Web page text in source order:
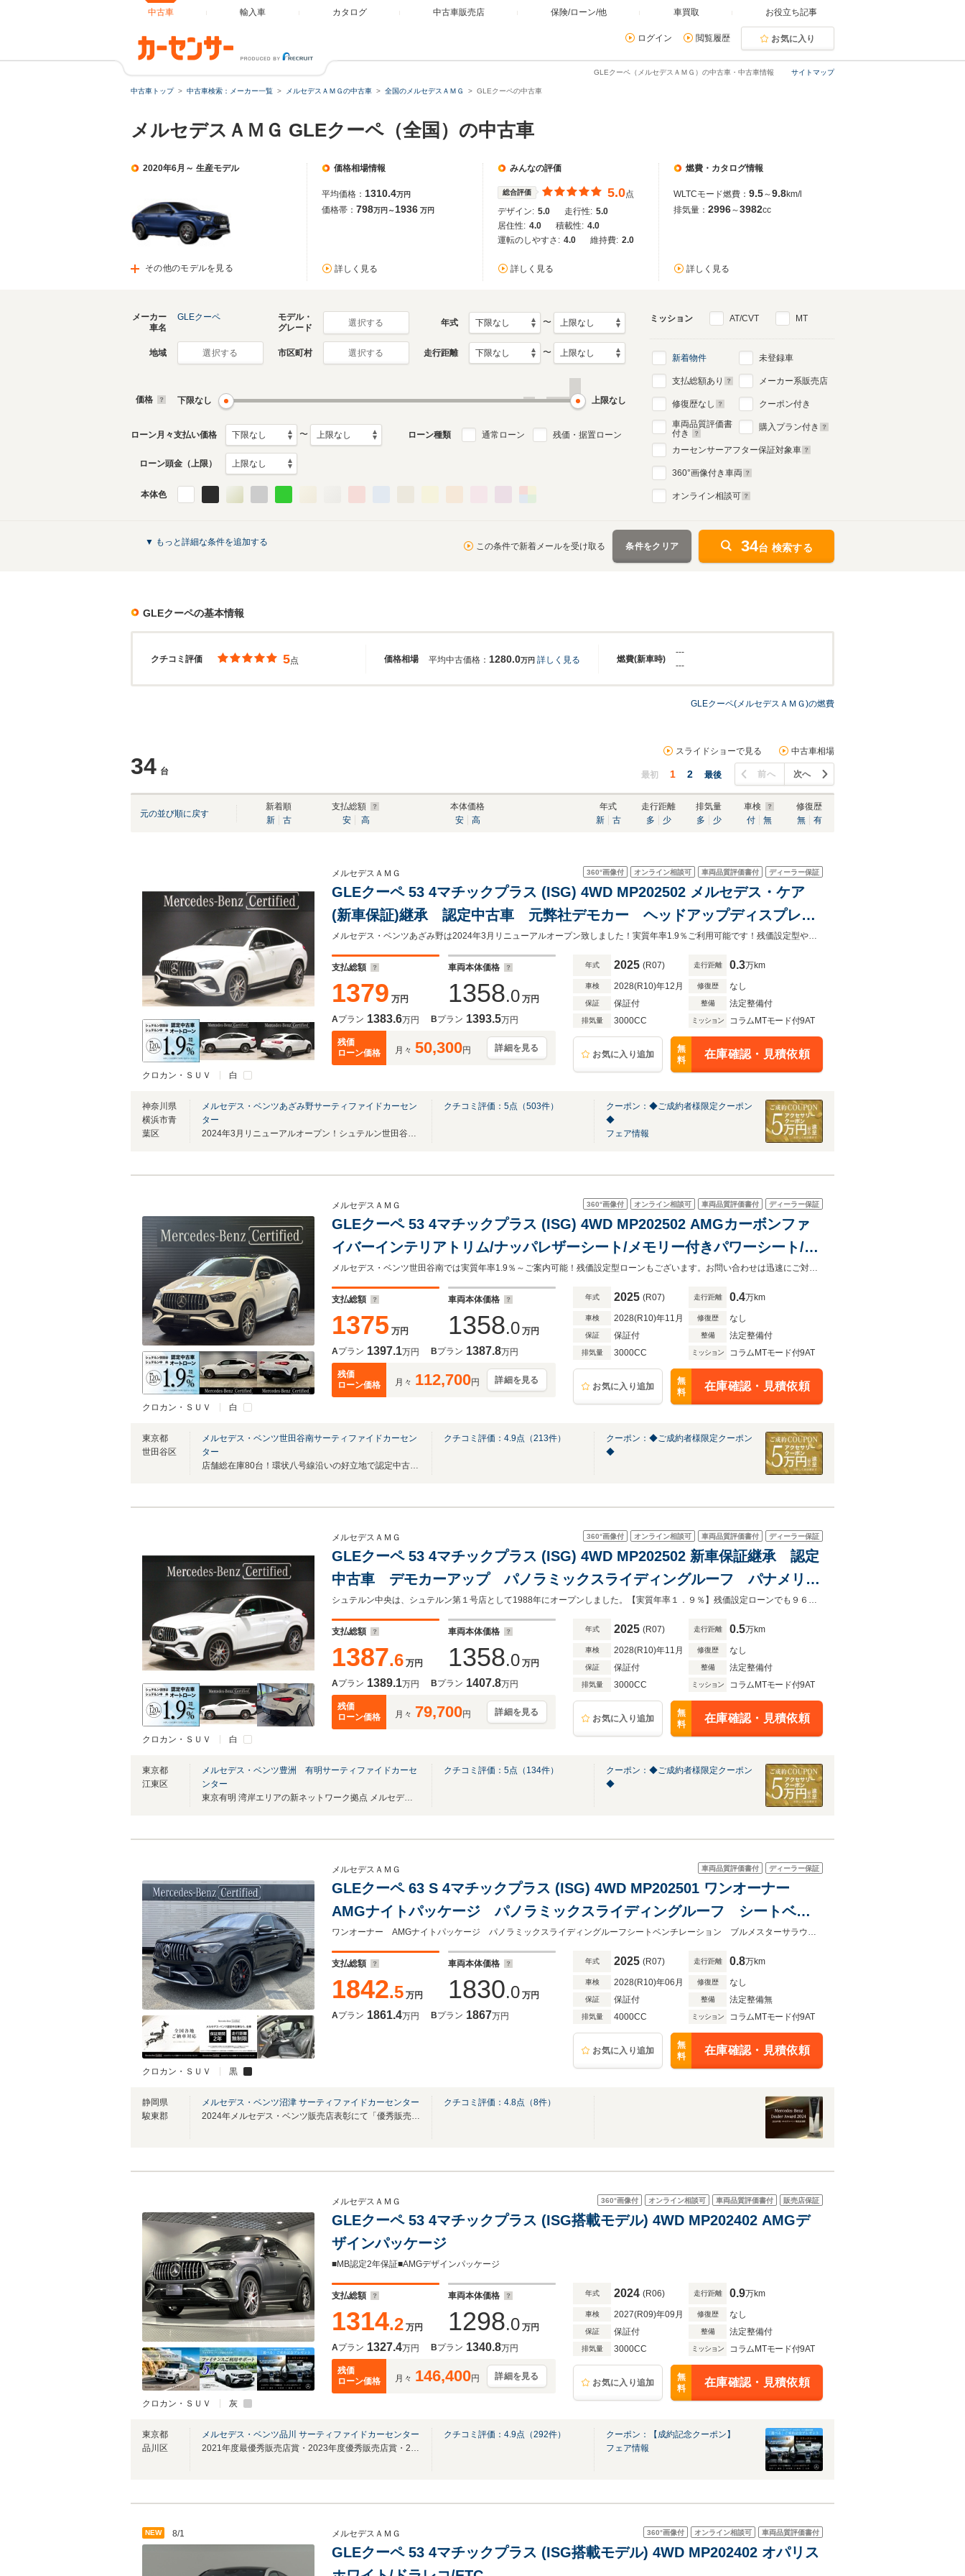
中古車 輸入車 カタログ 中古車販売店 保険/ローン/他 車買取 お役立ち記事
ログイン 閲覧履歴 お気に入り
サイトマップ
GLEクーペ（メルセデスＡＭＧ）の中古車・中古車情報
中古車トップ 中古車検索：メーカー一覧 メルセデスＡＭＧの中古車 全国のメルセデスＡＭＧ GLEクーペの中古車
メルセデスＡＭＧ GLEクーペ（全国）の中古車
2020年6月～ 生産モデル
その他のモデルを見る
価格相場情報
平均価格： 1310.4万円
価格帯： 798万円～1936 万円
詳しく見る
みんなの評価
総合評価 5.0点
デザイン: 5.0 走行性: 5.0
居住性: 4.0 積載性: 4.0
運転のしやすさ: 4.0 維持費: 2.0
詳しく見る
燃費・カタログ情報
WLTCモード燃費： 9.5～9.8km/l
排気量： 2996～3982cc
詳しく見る
GLEクーペのカタログを見る
メーカー
車名
GLEクーペ
モデル・
グレード
選択する 年式 〜
地域 選択する 市区町村 選択する 走行距離 〜
価格 下限なし 上限なし
ローン月々支払い価格 〜 ローン種類 通常ローン 残価・据置ローン
ローン頭金（上限）
本体色
ミッション AT/CVT MT
新着物件
支払総額あり
修復歴なし
車両品質評価書
付き
未登録車
メーカー系販売店
クーポン付き
購入プラン付き
カーセンサーアフター保証対象車
360°画像付き車両
オンライン相談可
▼ もっと詳細な条件を追加する この条件で新着メールを受け取る 条件をクリア 34台 検索する
GLEクーペの基本情報
クチコミ評価 価格相場 燃費(新車時)
5点 平均中古価格： 1280.0万円 詳しく見る
---
---
GLEクーペ(メルセデスＡＭＧ)の燃費
34 台
スライドショーで見る 中古車相場
最初 1 2 最後 前へ 次へ
元の並び順に戻す
新着順
新
古
支払総額
安
高
本体価格
安
高
年式
新
古
走行距離
多
少
排気量
多
少
車検
付
無
修復歴
無
有
クロカン・ＳＵＶ 白
360°画像付 オンライン相談可 車両品質評価書付 ディーラー保証
メルセデスＡＭＧ
GLEクーペ 53 4マチックプラス (ISG) 4WD MP202502 メルセデス・ケア
(新車保証)継承 認定中古車 元弊社デモカー ヘッドアップディスプレ
イ パノラマサンルーフ ブルメスターサウンド 温冷機能付きカップホル
ダー シートヒーター シートベンチレーター
メルセデス・ベンツあざみ野は2024年3月リニューアルオープン致しました！実質年率1.9％ご利用可能です！残価設定型やボーナス併用等のお支払いプランはお気軽にお申し付け下さい。
支払総額
1379 万円
車両本体価格
1358.0 万円
Aプラン 1383.6万円 Bプラン 1393.5万円
残価
ローン価格
月々 50,300円 詳細を見る
年式 2025 (R07) 走行距離 0.3万km
車検 2028(R10)年12月 修復歴 なし
保証 保証付 整備 法定整備付
排気量 3000CC ミッション コラムMTモード付9AT
お気に入り追加
無
料
在庫確認・見積依頼
神奈川県
横浜市青
葉区
メルセデス・ベンツあざみ野サーティファイドカーセン
ター
2024年3月リニューアルオープン！シュテルン世田谷限定企画 実質年率1.9％実施中！
クチコミ評価： 5点（503件）
クーポン：◆ご成約者様限定クーポン
◆
フェア情報
クロカン・ＳＵＶ 白
360°画像付 オンライン相談可 車両品質評価書付 ディーラー保証
メルセデスＡＭＧ
GLEクーペ 53 4マチックプラス (ISG) 4WD MP202502 AMGカーボンファ
イバーインテリアトリム/ナッパレザーシート/メモリー付きパワーシート/シ
ートヒーター/シートベンチレーター/パノラミックスライディングルー
フ/Burmester/純正ドライブレコーダー/360°カメラ/ETC
メルセデス・ベンツ世田谷南では実質年率1.9％～ご案内可能！残価設定型ローンもございます。お問い合わせは迅速にご対応致します。
支払総額
1375 万円
車両本体価格
1358.0 万円
Aプラン 1397.1万円 Bプラン 1387.8万円
残価
ローン価格
月々 112,700円 詳細を見る
年式 2025 (R07) 走行距離 0.4万km
車検 2028(R10)年11月 修復歴 なし
保証 保証付 整備 法定整備付
排気量 3000CC ミッション コラムMTモード付9AT
お気に入り追加
無
料
在庫確認・見積依頼
東京都
世田谷区
メルセデス・ベンツ世田谷南サーティファイドカーセン
ター
店舗総在庫80台！環状八号線沿いの好立地で認定中古車をご覧頂けます。
クチコミ評価： 4.9点（213件）
クーポン：◆ご成約者様限定クーポン
◆
クロカン・ＳＵＶ 白
360°画像付 オンライン相談可 車両品質評価書付 ディーラー保証
メルセデスＡＭＧ
GLEクーペ 53 4マチックプラス (ISG) 4WD MP202502 新車保証継承 認定
中古車 デモカーアップ パノラミックスライディングルーフ パナメリカ
ーナグリル 360°カメラ 本革シート メモリー付きパワーシート シート
ヒーター ヘッドアップディスプレイ
シュテルン中央は、シュテルン第１号店として1988年にオープンしました。【実質年率１．９％】残価設定ローンでも９６回払いまで、実質年率１．９％ご利用可能でございます。
支払総額
1387.6 万円
車両本体価格
1358.0 万円
Aプラン 1389.1万円 Bプラン 1407.8万円
残価
ローン価格
月々 79,700円 詳細を見る
年式 2025 (R07) 走行距離 0.5万km
車検 2028(R10)年11月 修復歴 なし
保証 保証付 整備 法定整備付
排気量 3000CC ミッション コラムMTモード付9AT
お気に入り追加
無
料
在庫確認・見積依頼
東京都
江東区
メルセデス・ベンツ豊洲 有明サーティファイドカーセ
ンター
東京有明 湾岸エリアの新ネットワーク拠点 メルセデス・ベンツの事ならお任せください
クチコミ評価： 5点（ 134件）
クーポン：◆ご成約者様限定クーポン
◆
クロカン・ＳＵＶ 黒
車両品質評価書付 ディーラー保証
メルセデスＡＭＧ
GLEクーペ 63 S 4マチックプラス (ISG) 4WD MP202501 ワンオーナー
AMGナイトパッケージ パノラミックスライディングルーフ シートベン
チレーション ブルメスターサラウンド 電動リアゲート マジックビジョ
ンコントロール
ワンオーナー AMGナイトパッケージ パノラミックスライディングルーフシートベンチレーション ブルメスターサラウンド 電動リアゲート マジックビジョンコントロール
支払総額
1842.5 万円
車両本体価格
1830.0 万円
Aプラン 1861.4万円 Bプラン 1867万円
年式 2025 (R07) 走行距離 0.8万km
車検 2028(R10)年06月 修復歴 なし
保証 保証付 整備 法定整備無
排気量 4000CC ミッション コラムMTモード付9AT
お気に入り追加
無
料
在庫確認・見積依頼
静岡県
駿東郡
メルセデス・ベンツ沼津 サーティファイドカーセンター
2024年メルセデス・ベンツ販売店表彰にて「優秀販売店賞」を受賞致しました
クチコミ評価： 4.8点（8件）
クロカン・ＳＵＶ 灰
360°画像付 オンライン相談可 車両品質評価書付 販売店保証
メルセデスＡＭＧ
GLEクーペ 53 4マチックプラス (ISG搭載モデル) 4WD MP202402 AMGデ
ザインパッケージ
■MB認定2年保証■AMGデザインパッケージ
支払総額
1314.2 万円
車両本体価格
1298.0 万円
Aプラン 1327.4万円 Bプラン 1340.8万円
残価
ローン価格
月々 146,400円 詳細を見る
年式 2024 (R06) 走行距離 0.9万km
車検 2027(R09)年09月 修復歴 なし
保証 保証付 整備 法定整備付
排気量 3000CC ミッション コラムMTモード付9AT
お気に入り追加
無
料
在庫確認・見積依頼
東京都
品川区
メルセデス・ベンツ品川 サーティファイドカーセンター
2021年度最優秀販売店賞・2023年度優秀販売店賞・2025年度優秀販売店賞
クチコミ評価： 4.9点（292件）
クーポン：【成約記念クーポン】
フェア情報
NEW 8/1 360°画像付 オンライン相談可 車両品質評価書付
メルセデスＡＭＧ
GLEクーペ 53 4マチックプラス (ISG搭載モデル) 4WD MP202402 オパリス